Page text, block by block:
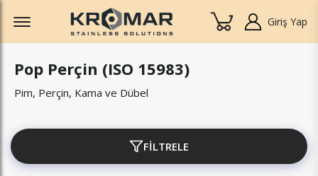
Offcanvas Menu Open
Giriş Yap
Pop Perçin (ISO 15983)
Pim, Perçin, Kama ve Dübel
FİLTRELE